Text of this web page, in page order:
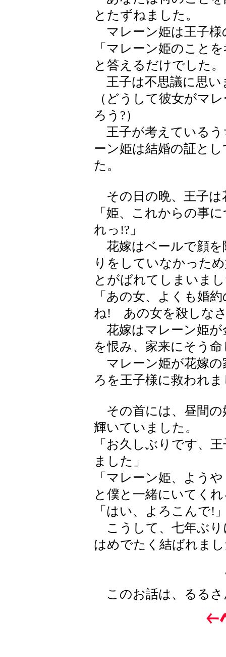
とたずねました。
マレーン姫は王子様
「マレーン姫のこと
と答えるだけでした。
王子は不思議に思い
（どうして彼女がマ
ろう?）
王子が考えているう
ーン姫は結婚の証と
た。
その日の晩、王子は
「姫、これからの
れっ!?」
花嫁はベールで顔を
りをしていなかった
とがばれてしまいま
「あの女、よくも婚
ね! あの女を殺しな
花嫁はマレーン姫が
を恨み、家来にそう
マレーン姫が花嫁の
ろを王子様に救われ
その首には、昼間の
輝いていました。
「お久しぶりです、
ました」
「マレーン姫、よう
と僕と一緒にいてく
「はい、よろこんで!
こうして、七年ぶり
はめでたく結ばれま
このお話は、るるさ